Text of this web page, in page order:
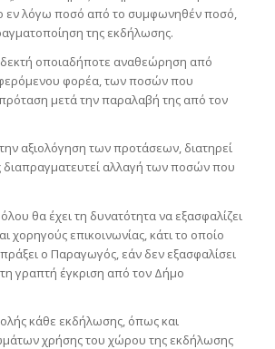
εν λόγω ποσό από το συμφωνηθέν ποσό,
της εκδήλωσης.
δεκτή οποιαδήποτε αναθεώρηση από
φορέα, των ποσών που
μετά την παραλαβή της από τον
αξιολόγηση των προτάσεων, διατηρεί
αλλαγή των ποσών που
θα έχει τη δυνατότητα να εξασφαλίζει
χορηγούς επικοινωνίας, κάτι το οποίο
πράξει ο Παραγωγός, εάν δεν εξασφαλίσει
γραπτή έγκριση από τον Δήμο
κάθε εκδήλωσης, όπως και
χρήσης του χώρου της εκδήλωσης